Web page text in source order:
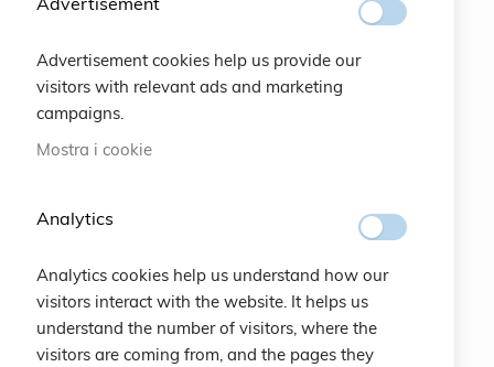
Bracelets
Charity
Vintage
Contattaci
Crea un Account
Advertisement cookies help us provide our
visitors with relevant ads and marketing
campaigns.
Mostra i cookie
Analytics
Analytics cookies help us understand how our
visitors interact with the website. It helps us
understand the number of visitors, where the
visitors are coming from, and the pages they